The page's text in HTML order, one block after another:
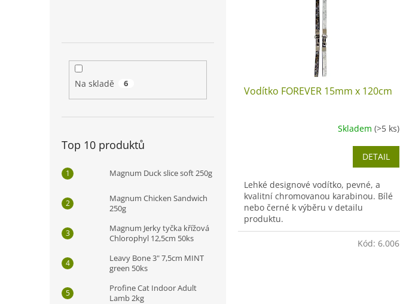
Na skladě 6
Top 10 produktů
Magnum Duck slice soft 250g
Magnum Chicken Sandwich
250g
Magnum Jerky tyčka křížová
Chlorophyl 12,5cm 50ks
Leavy Bone 3" 7,5cm MINT
green 50ks
Profine Cat Indoor Adult
Lamb 2kg
Vodítko FOREVER 15mm x 120cm
Skladem (>5 ks)
DETAIL
Lehké designové vodítko, pevné, a
kvalitní chromovanou karabinou. Bílé
nebo černé k výběru v detailu
produktu.
Kód: 6.006